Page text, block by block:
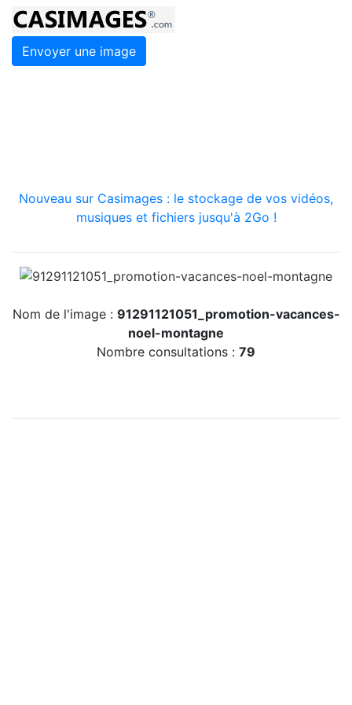
Envoyer une image
Nouveau sur Casimages : le stockage de vos vidéos,
musiques et fichiers jusqu'à 2Go !
Nom de l'image : 91291121051_promotion-vacances-
noel-montagne
Nombre consultations : 79